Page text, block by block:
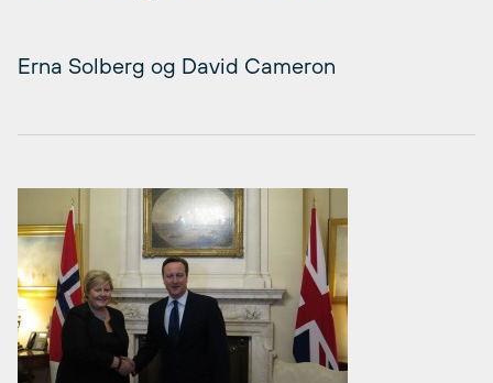
Erna Solberg og David Cameron